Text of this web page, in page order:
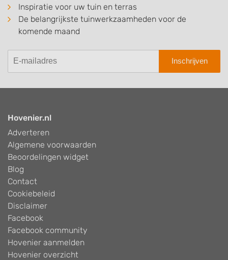
Inspiratie voor uw tuin en terras
De belangrijkste tuinwerkzaamheden voor de
komende maand
Inschrijven
Hovenier.nl
Adverteren
Algemene voorwaarden
Beoordelingen widget
Blog
Contact
Cookiebeleid
Disclaimer
Facebook
Facebook community
Hovenier aanmelden
Hovenier overzicht